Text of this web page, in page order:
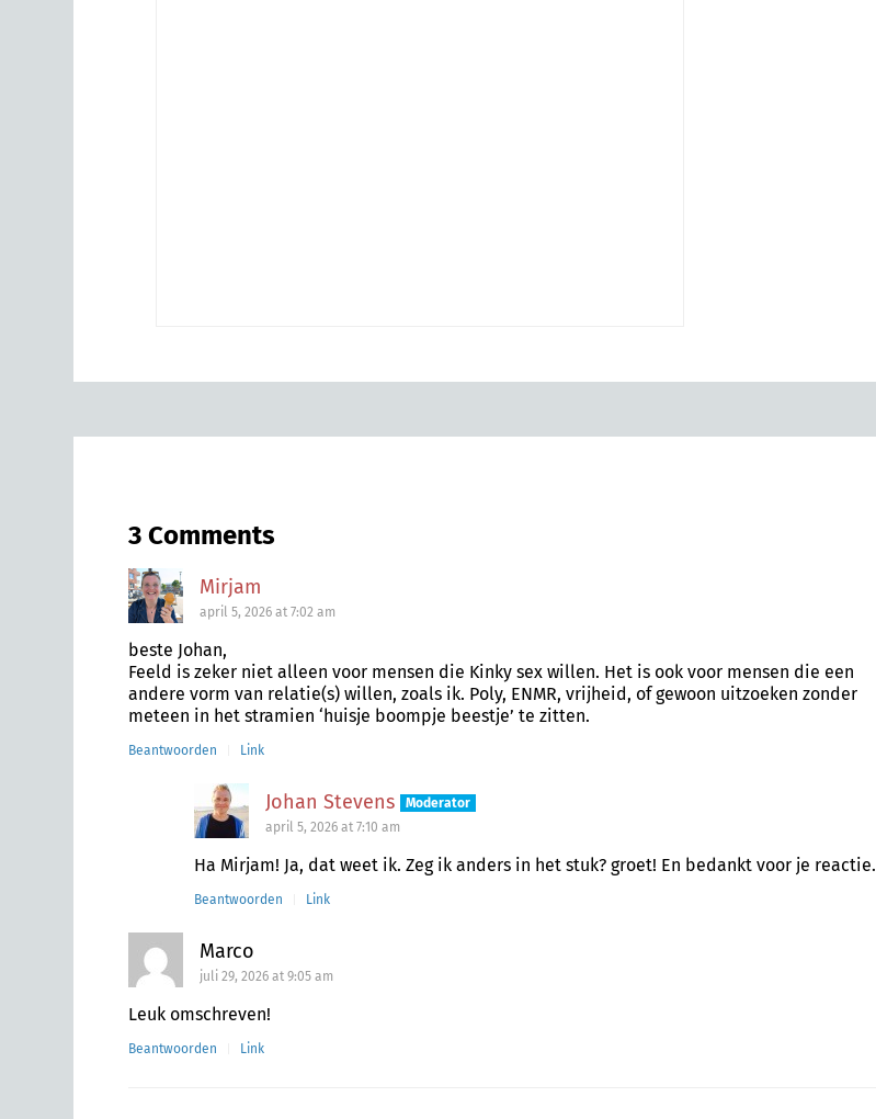
3 Comments
Mirjam
april 5, 2026 at 7:02 am
beste Johan,
Feeld is zeker niet alleen voor mensen die Kinky sex willen. Het is ook voor mensen die een
andere vorm van relatie(s) willen, zoals ik. Poly, ENMR, vrijheid, of gewoon uitzoeken zonder
meteen in het stramien ‘huisje boompje beestje’ te zitten.
Beantwoorden Link
Johan Stevens
Moderator
april 5, 2026 at 7:10 am
Ha Mirjam! Ja, dat weet ik. Zeg ik anders in het stuk? groet! En bedankt voor je reactie.
Beantwoorden Link
Marco
juli 29, 2026 at 9:05 am
Leuk omschreven!
Beantwoorden Link